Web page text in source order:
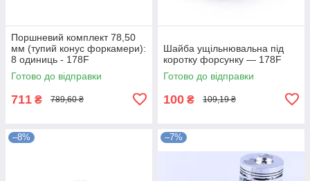
Поршневий комплект 78,50
мм (тупий конус форкамери):
8 одиниць - 178F
Готово до відправки
711 ₴ 789,60 ₴
Шайба ущільнювальна під
коротку форсунку — 178F
Готово до відправки
100 ₴ 109,19 ₴
–8% –7%